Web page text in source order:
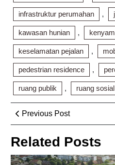
infrastruktur perumahan ,
kawasan hunian ,
keselamatan pejalan ,
pedestrian residence ,
ruang publik , ruang sosial
Post
navigation
Previous PostPrevious
Post
Related Posts